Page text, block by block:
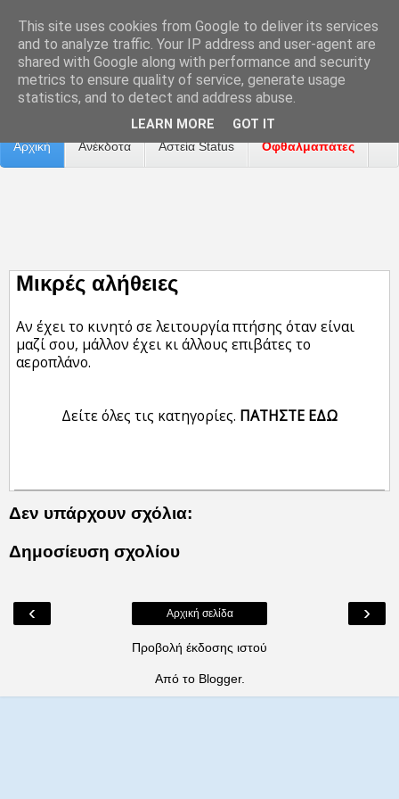
Επικοινωνία Διαφήμιση Αναφορά Προβλήματος
Αρχική Ανέκδοτα Αστεία Status Οφθαλμαπάτες
Μικρές αλήθειες
Αν έχει το κινητό σε λειτουργία πτήσης όταν είναι
μαζί σου, μάλλον έχει κι άλλους επιβάτες το
αεροπλάνο.
Δείτε όλες τις κατηγορίες. ΠΑΤΗΣΤΕ ΕΔΩ
Δεν υπάρχουν σχόλια:
Δημοσίευση σχολίου
‹ ›
Αρχική σελίδα
Προβολή έκδοσης ιστού
Από το Blogger.
This site uses cookies from Google to deliver its services
and to analyze traffic. Your IP address and user-agent are
shared with Google along with performance and security
metrics to ensure quality of service, generate usage
statistics, and to detect and address abuse.
LEARN MORE GOT IT